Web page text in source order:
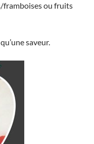
framboises ou fruits
saveur.